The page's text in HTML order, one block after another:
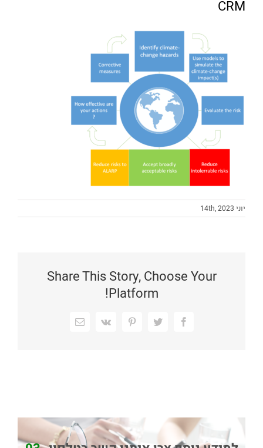
CRM
יוני 14th, 2023
Share This Story, Choose Your
Platform!
Facebook
Twitter
Pinterest
Vk
כתובת